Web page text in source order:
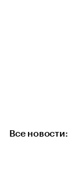
Все новости: